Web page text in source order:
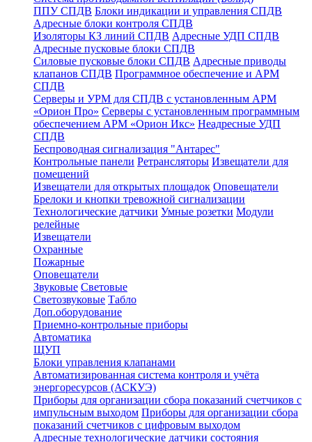
ППУ СПДВ Блоки индикации и управления СПДВ
Адресные блоки контроля СПДВ
Изоляторы КЗ линий СПДВ Адресные УДП СПДВ
Адресные пусковые блоки СПДВ
Силовые пусковые блоки СПДВ Адресные приводы
клапанов СПДВ Программное обеспечение и АРМ
СПДВ
Серверы и УРМ для СПДВ с установленным АРМ
«Орион Про» Серверы с установленным программным
обеспечением АРМ «Орион Икс» Неадресные УДП
СПДВ
Беспроводная сигнализация "Антарес"
Контрольные панели Ретрансляторы Извещатели для
помещений
Извещатели для открытых площадок Оповещатели
Брелоки и кнопки тревожной сигнализации
Технологические датчики Умные розетки Модули
релейные
Извещатели
Охранные
Пожарные
Оповещатели
Звуковые Световые
Светозвуковые Табло
Доп.оборудование
Приемно-контрольные приборы
Автоматика
ЩУП
Блоки управления клапанами
Автоматизированная система контроля и учёта
энергоресурсов (АСКУЭ)
Приборы для организации сбора показаний счетчиков с
импульсным выходом Приборы для организации сбора
показаний счетчиков с цифровым выходом
Адресные технологические датчики состояния